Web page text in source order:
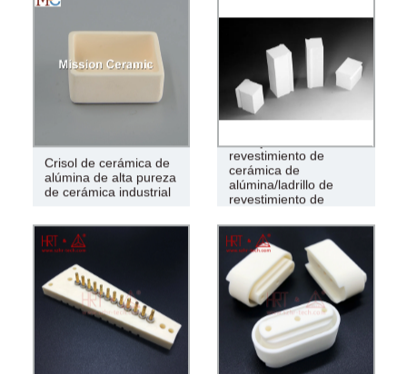
Crisol de cerámica de
alúmina de alta pureza
de cerámica industrial
revestimiento de
cerámica de
alúmina/ladrillo de
revestimiento de